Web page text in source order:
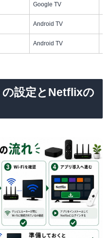
Google TV
Android TV
Android TV
設定とNetflixの